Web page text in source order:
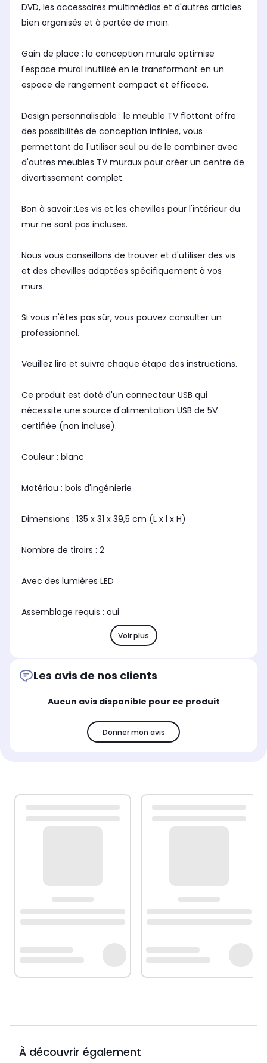
DVD, les accessoires multimédias et d'autres articles
bien organisés et à portée de main.
Gain de place : la conception murale optimise
l'espace mural inutilisé en le transformant en un
espace de rangement compact et efficace.
Design personnalisable : le meuble TV flottant offre
des possibilités de conception infinies, vous
permettant de l'utiliser seul ou de le combiner avec
d'autres meubles TV muraux pour créer un centre de
divertissement complet.
Bon à savoir :Les vis et les chevilles pour l'intérieur du
mur ne sont pas incluses.
Nous vous conseillons de trouver et d'utiliser des vis
et des chevilles adaptées spécifiquement à vos
murs.
Si vous n'êtes pas sûr, vous pouvez consulter un
professionnel.
Veuillez lire et suivre chaque étape des instructions.
Ce produit est doté d'un connecteur USB qui
nécessite une source d'alimentation USB de 5V
certifiée (non incluse).
Couleur : blanc
Matériau : bois d'ingénierie
Dimensions : 135 x 31 x 39,5 cm (L x l x H)
Nombre de tiroirs : 2
Avec des lumières LED
Assemblage requis : oui
Voir plus
Les avis de nos clients
Aucun avis disponible pour ce produit
Donner mon avis
À découvrir également